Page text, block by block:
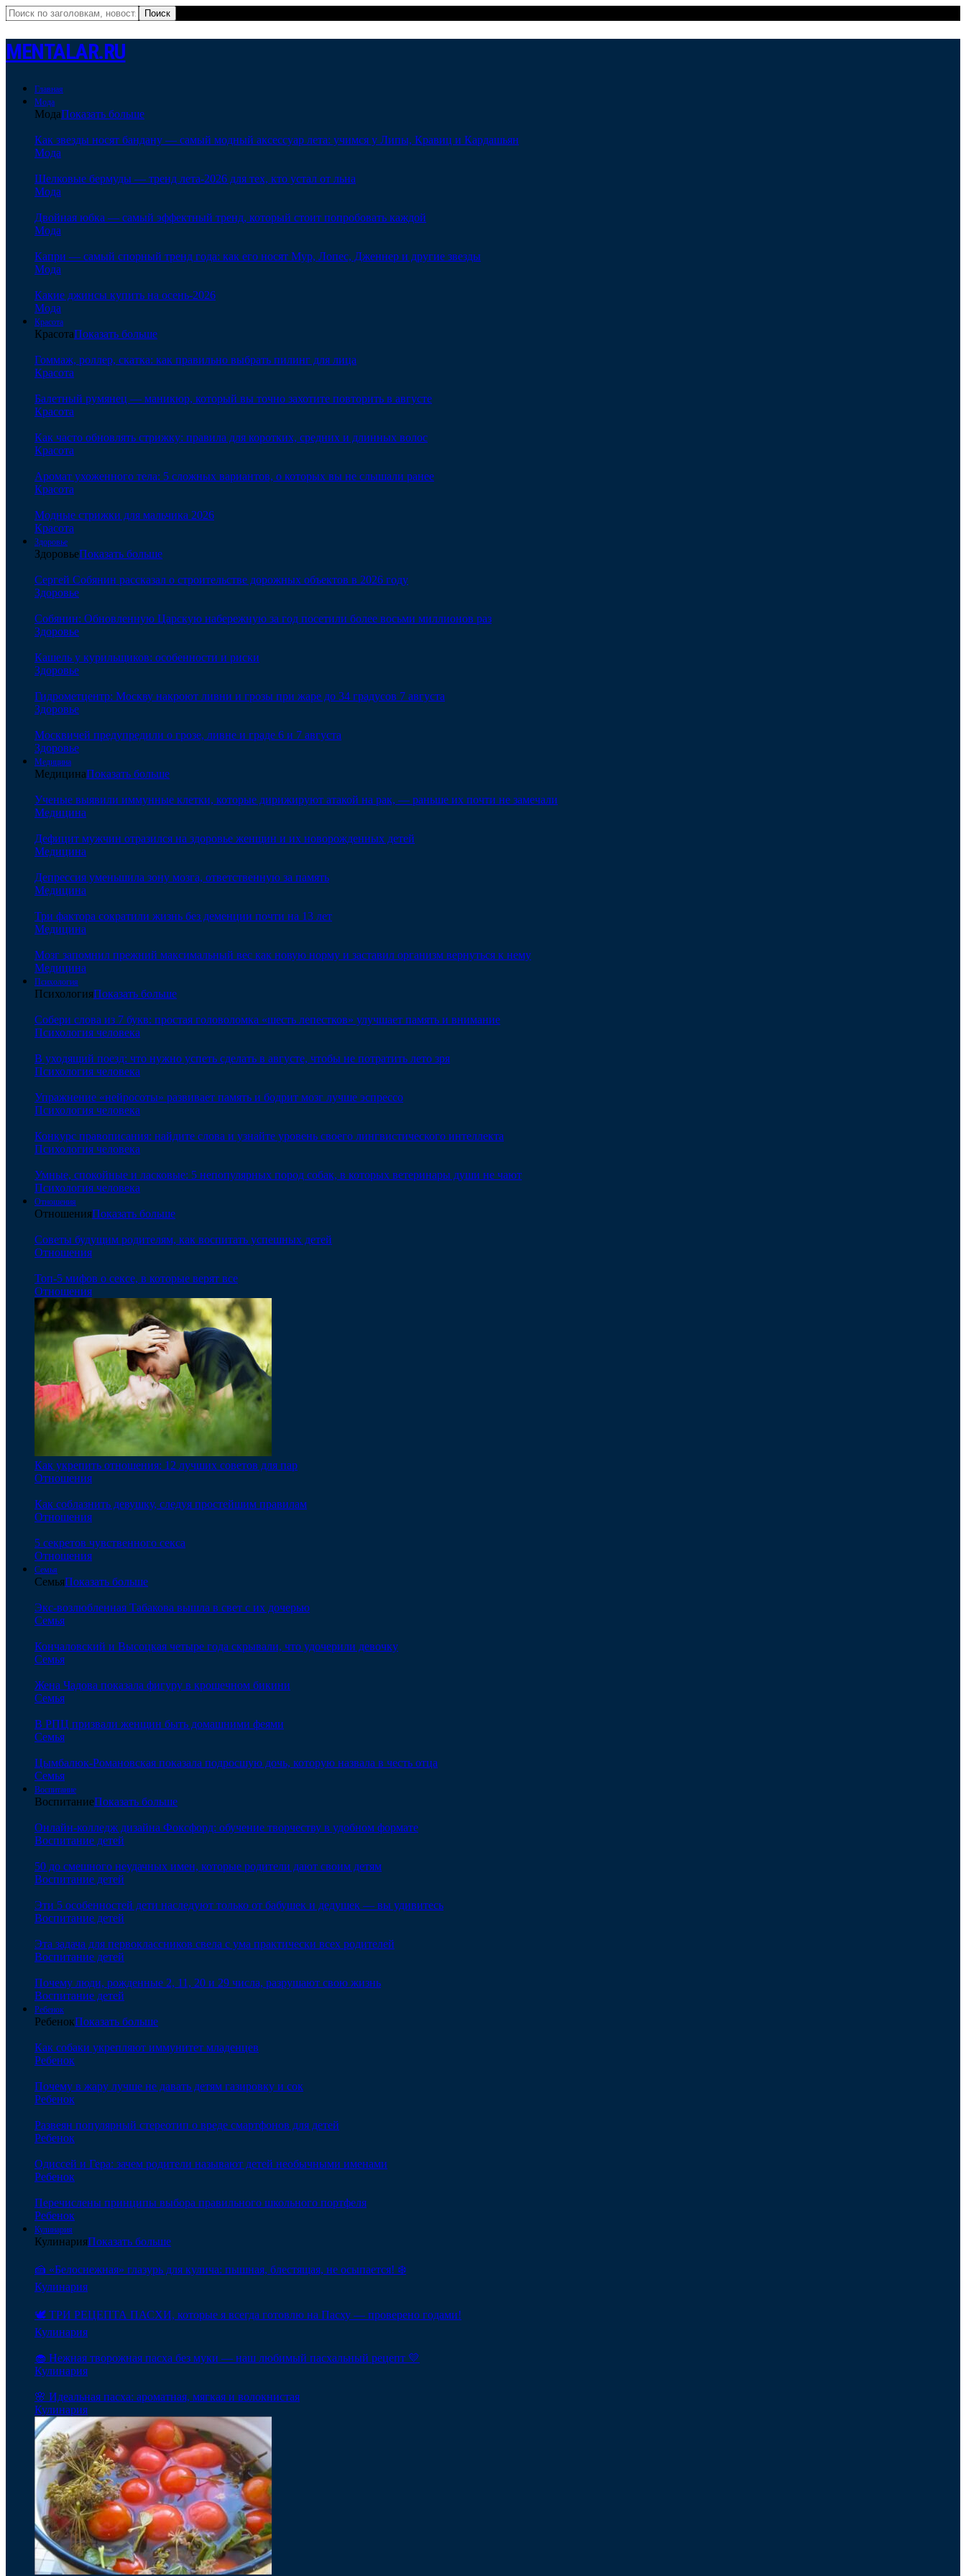
MENTALAR.RU
Главная
Мода
МодаПоказать больше
Как звезды носят бандану — самый модный аксессуар лета: учимся у Липы, Кравиц и Кардашьян
Мода
Шелковые бермуды — тренд лета-2026 для тех, кто устал от льна
Мода
Двойная юбка — самый эффектный тренд, который стоит попробовать каждой
Мода
Капри — самый спорный тренд года: как его носят Мур, Лопес, Дженнер и другие звезды
Мода
Какие джинсы купить на осень-2026
Мода
Красота
КрасотаПоказать больше
Гоммаж, роллер, скатка: как правильно выбрать пилинг для лица
Красота
Балетный румянец — маникюр, который вы точно захотите повторить в августе
Красота
Как часто обновлять стрижку: правила для коротких, средних и длинных волос
Красота
Аромат ухоженного тела: 5 сложных вариантов, о которых вы не слышали ранее
Красота
Модные стрижки для мальчика 2026
Красота
Здоровье
ЗдоровьеПоказать больше
Сергей Собянин рассказал о строительстве дорожных объектов в 2026 году
Здоровье
Собянин: Обновленную Царскую набережную за год посетили более восьми миллионов раз
Здоровье
Кашель у курильщиков: особенности и риски
Здоровье
Гидрометцентр: Москву накроют ливни и грозы при жаре до 34 градусов 7 августа
Здоровье
Москвичей предупредили о грозе, ливне и граде 6 и 7 августа
Здоровье
Медицина
МедицинаПоказать больше
Ученые выявили иммунные клетки, которые дирижируют атакой на рак, — раньше их почти не замечали
Медицина
Дефицит мужчин отразился на здоровье женщин и их новорожденных детей
Медицина
Депрессия уменьшила зону мозга, ответственную за память
Медицина
Три фактора сократили жизнь без деменции почти на 13 лет
Медицина
Мозг запомнил прежний максимальный вес как новую норму и заставил организм вернуться к нему
Медицина
Психология
ПсихологияПоказать больше
Собери слова из 7 букв: простая головоломка «шесть лепестков» улучшает память и внимание
Психология человека
В уходящий поезд: что нужно успеть сделать в августе, чтобы не потратить лето зря
Психология человека
Упражнение «нейросоты» развивает память и бодрит мозг лучше эспрессо
Психология человека
Конкурс правописания: найдите слова и узнайте уровень своего лингвистического интеллекта
Психология человека
Умные, спокойные и ласковые: 5 непопулярных пород собак, в которых ветеринары души не чают
Психология человека
Отношения
ОтношенияПоказать больше
Советы будущим родителям, как воспитать успешных детей
Отношения
Топ-5 мифов о сексе, в которые верят все
Отношения
Как укрепить отношения: 12 лучших советов для пар
Отношения
Как соблазнить девушку, следуя простейшим правилам
Отношения
5 секретов чувственного секса
Отношения
Семья
СемьяПоказать больше
Экс-возлюбленная Табакова вышла в свет с их дочерью
Семья
Кончаловский и Высоцкая четыре года скрывали, что удочерили девочку
Семья
Жена Чадова показала фигуру в крошечном бикини
Семья
В РПЦ призвали женщин быть домашними феями
Семья
Цымбалюк-Романовская показала подросшую дочь, которую назвала в честь отца
Семья
Воспитание
ВоспитаниеПоказать больше
Онлайн-колледж дизайна Фоксфорд: обучение творчеству в удобном формате
Воспитание детей
50 до смешного неудачных имен, которые родители дают своим детям
Воспитание детей
Эти 5 особенностей дети наследуют только от бабушек и дедушек — вы удивитесь
Воспитание детей
Эта задача для первоклассников свела с ума практически всех родителей
Воспитание детей
Почему люди, рожденные 2, 11, 20 и 29 числа, разрушают свою жизнь
Воспитание детей
Ребенок
РебенокПоказать больше
Как собаки укрепляют иммунитет младенцев
Ребенок
Почему в жару лучше не давать детям газировку и сок
Ребенок
Развеян популярный стереотип о вреде смартфонов для детей
Ребенок
Одиссей и Гера: зачем родители называют детей необычными именами
Ребенок
Перечислены принципы выбора правильного школьного портфеля
Ребенок
Кулинария
КулинарияПоказать больше
🍰 «Белоснежная» глазурь для кулича: пышная, блестящая, не осыпается! ❄️
Кулинария
🕊️ ТРИ РЕЦЕПТА ПАСХИ, которые я всегда готовлю на Пасху — проверено годами!
Кулинария
🧁 Нежная творожная пасха без муки — наш любимый пасхальный рецепт 💛
Кулинария
🌸 Идеальная пасха: ароматная, мягкая и волокнистая
Кулинария